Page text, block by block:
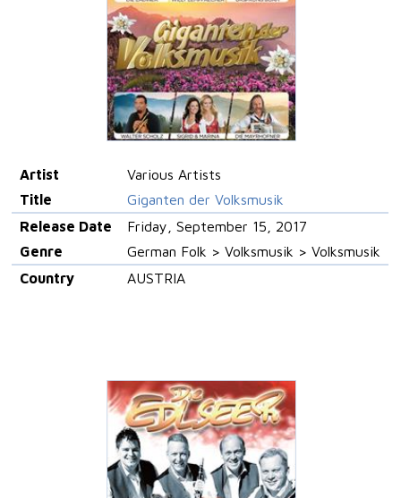
Artist
Various Artists
Title
Giganten der Volksmusik
Release Date
Friday, September 15, 2017
Genre
German Folk > Volksmusik > Volksmusik
Country
AUSTRIA